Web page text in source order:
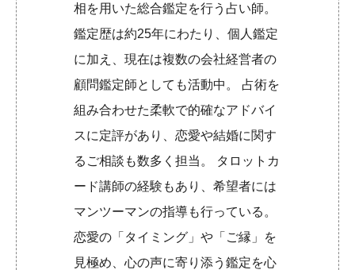
相を用いた総合鑑定を行う占い師。
鑑定歴は約25年にわたり、個人鑑定
に加え、現在は複数の会社経営者の
顧問鑑定師としても活動中。 占術を
組み合わせた柔軟で的確なアドバイ
スに定評があり、恋愛や結婚に関す
るご相談も数多く担当。 タロットカ
ード講師の経験もあり、希望者には
マンツーマンの指導も行っている。
恋愛の「タイミング」や「ご縁」を
見極め、心の声に寄り添う鑑定を心